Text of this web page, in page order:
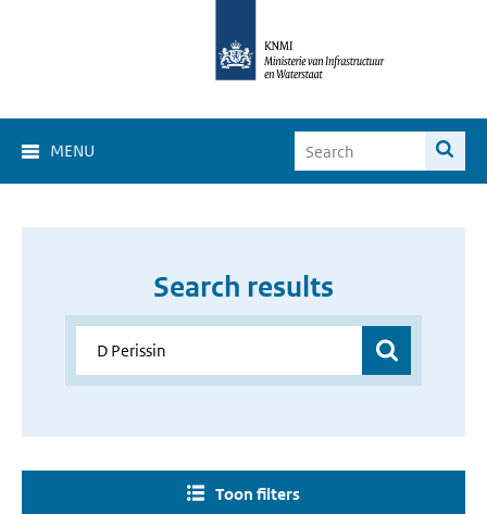
MENU
Search results
Toon filters